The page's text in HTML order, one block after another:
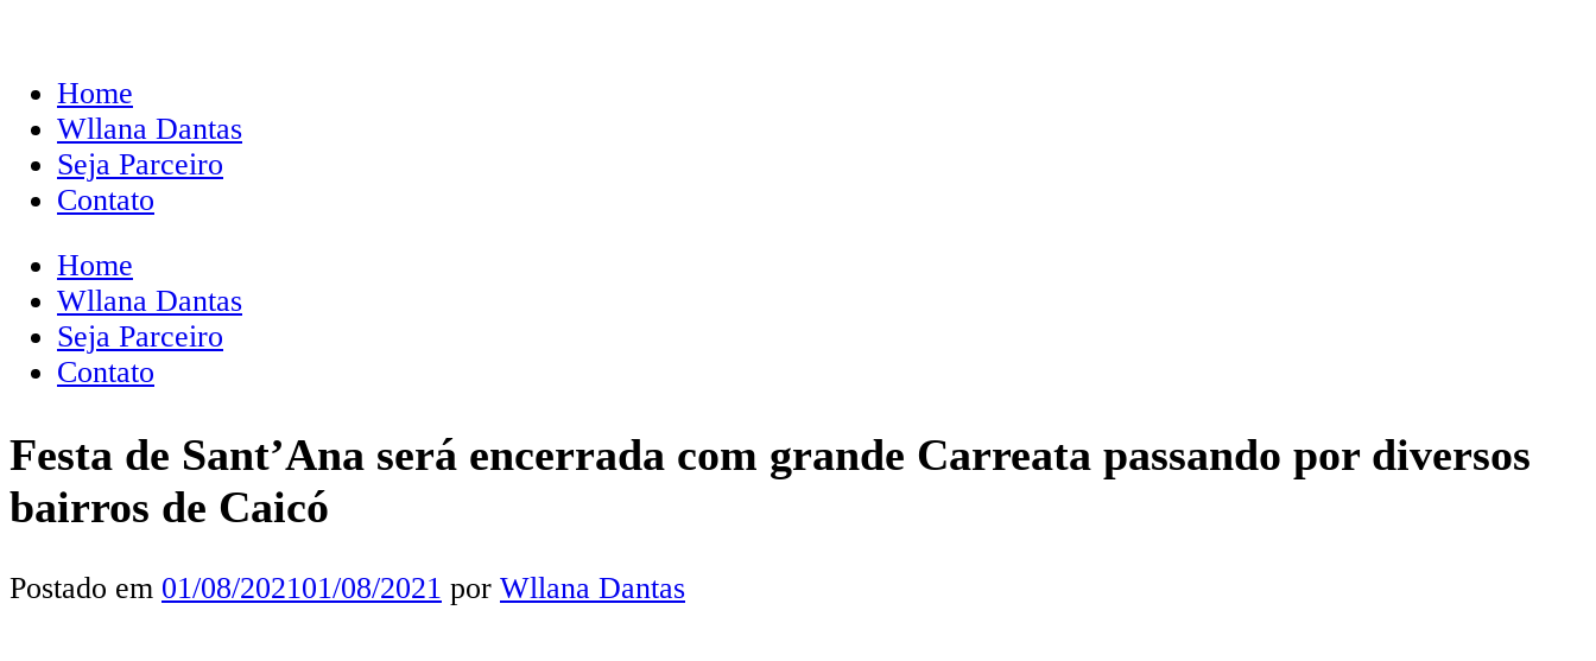
Home
Wllana Dantas
Seja Parceiro
Contato
Home
Wllana Dantas
Seja Parceiro
Contato
Festa de Sant’Ana será encerrada com grande Carreata passando por diversos
bairros de Caicó
Postado em 01/08/202101/08/2021 por Wllana Dantas